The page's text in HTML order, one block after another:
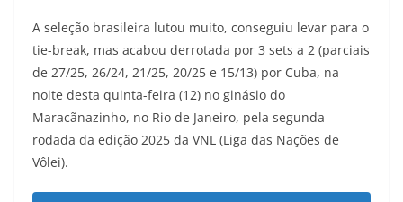
A seleção brasileira lutou muito, conseguiu levar para o
tie-break, mas acabou derrotada por 3 sets a 2 (parciais
de 27/25, 26/24, 21/25, 20/25 e 15/13) por Cuba, na
noite desta quinta-feira (12) no ginásio do
Maracãnazinho, no Rio de Janeiro, pela segunda
rodada da edição 2025 da VNL (Liga das Nações de
Vôlei).